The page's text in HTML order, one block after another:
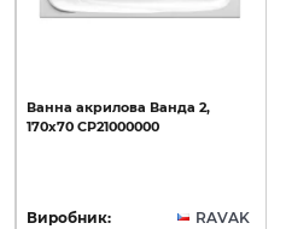
Ванна акрилова Ванда 2,
170х70 CP21000000
Виробник: RAVAK